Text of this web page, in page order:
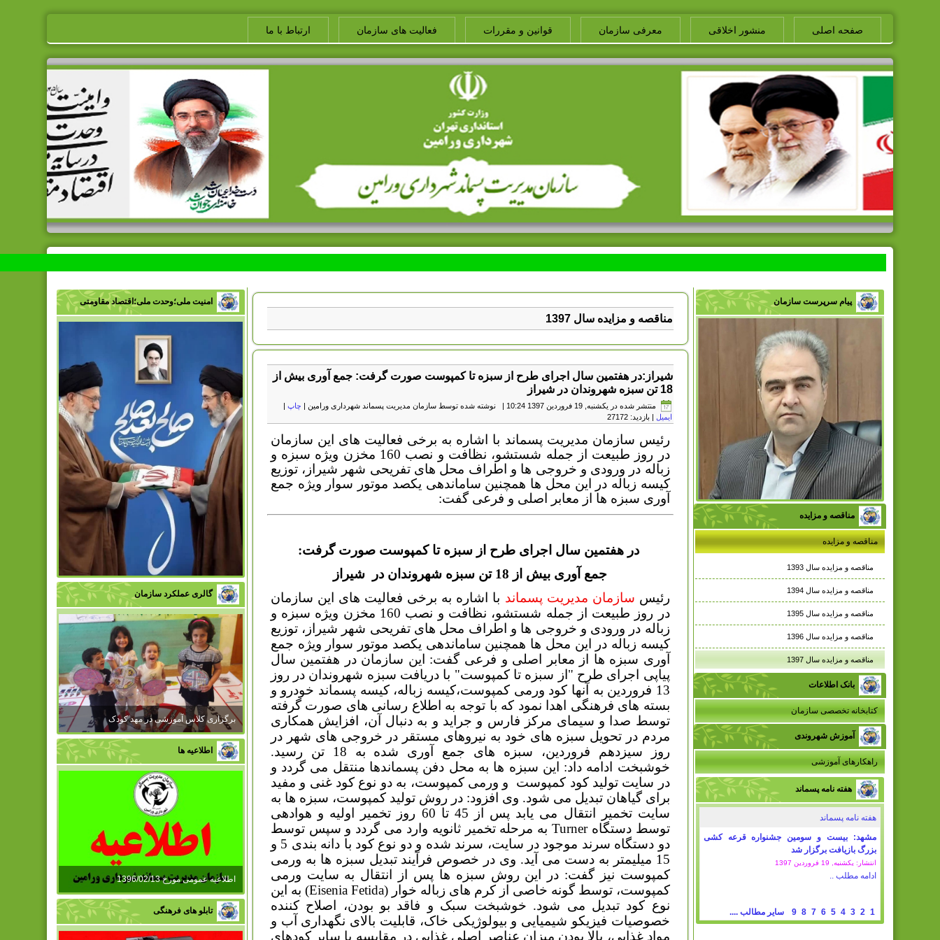
صفحه اصلی منشور اخلاقی معرفی سازمان قوانین و مقررات فعالیت های سازمان ارتباط با ما
پیام سرپرست سازمان
مناقصه و مزایده
مناقصه و مزایده
مناقصه و مزایده سال 1393
مناقصه و مزایده سال 1394
مناقصه و مزایده سال 1395
مناقصه و مزایده سال 1396
مناقصه و مزایده سال 1397
بانک اطلاعات
کتابخانه تخصصی سازمان
آموزش شهروندی
راهکارهای آموزشی
هفته نامه پسماند
هفته نامه پسماند
مشهد: بیست و سومین جشنواره قرعه کشی
بزرگ بازیافت برگزار شد
انتشار: یکشنبه, 19 فروردين 1397
ادامه مطلب ..
1
2
3
4
5
6
7
8
9 سایر مطالب ....
مناقصه و مزایده سال 1397
شیراز:در هفتمین سال اجرای طرح از سبزه تا کمپوست صورت گرفت: جمع آوری بیش از
18 تن سبزه شهروندان در شیراز
منتشر شده در یکشنبه, 19 فروردين 1397 10:24 | نوشته شده توسط سازمان مدیریت پسماند شهرداری ورامین | چاپ |
ایمیل | بازدید: 27172
رئیس سازمان مدیریت پسماند با اشاره به برخی فعالیت های این سازمان
در روز طبیعت از جمله شستشو، نظافت و نصب 160 مخزن ویژه سبزه و
زباله در ورودی و خروجی ها و اطراف محل های تفریحی شهر شیراز، توزیع
کیسه زباله در این محل ها همچنین ساماندهی یکصد موتور سوار ویژه جمع
آوری سبزه ها از معابر اصلی و فرعی گفت:
در هفتمین سال اجرای طرح از سبزه تا کمپوست صورت گرفت:
جمع آوری بیش از 18 تن سبزه شهروندان در شیراز
رئیس سازمان مدیریت پسماند با اشاره به برخی فعالیت های این سازمان
در روز طبیعت از جمله شستشو، نظافت و نصب 160 مخزن ویژه سبزه و
زباله در ورودی و خروجی ها و اطراف محل های تفریحی شهر شیراز، توزیع
کیسه زباله در این محل ها همچنین ساماندهی یکصد موتور سوار ویژه جمع
آوری سبزه ها از معابر اصلی و فرعی گفت: این سازمان در هفتمین سال
پیاپی اجرای طرح "از سبزه تا کمپوست" با دریافت سبزه شهروندان در روز
13 فروردین به آنها کود ورمی کمپوست،کیسه زباله، کیسه پسماند خودرو و
بسته های فرهنگی اهدا نمود که با توجه به اطلاع رسانی های صورت گرفته
توسط صدا و سیمای مرکز فارس و جراید و به دنبال آن، افزایش همکاری
مردم در تحویل سبزه های خود به نیروهای مستقر در خروجی های شهر در
روز سیزدهم فروردین، سبزه های جمع آوری شده به 18 تن رسید.
خوشبخت ادامه داد: این سبزه ها به محل دفن پسماندها منتقل می گردد و
در سایت تولید کود کمپوست و ورمی کمپوست، به دو نوع کود غنی و مفید
برای گیاهان تبدیل می شود. وی افزود: در روش تولید کمپوست، سبزه ها به
سایت تخمیر انتقال می یابد پس از 45 تا 60 روز تخمیر اولیه و هوادهی
توسط دستگاهTurnerبه مرحله تخمیر ثانویه وارد می گردد و سپس توسط
دو دستگاه سرند موجود در سایت، سرند شده و دو نوع کود با دانه بندی 5 و
15 میلیمتر به دست می آید. وی در خصوص فرآیند تبدیل سبزه ها به ورمی
کمپوست نیز گفت: در این روش سبزه ها پس از انتقال به سایت ورمی
کمپوست، توسط گونه خاصی از کرم های زباله خوار (Eisenia Fetida) به این
نوع کود تبدیل می شود. خوشبخت سبک و فاقد بو بودن، اصلاح کننده
خصوصیات فیزیکو شیمیایی و بیولوژیکی خاک، قابلیت بالای نگهداری آب و
مواد غذایی، بالا بودن میزان عناصر اصلی غذایی در مقایسه با سایر کودهای
امنیت ملی؛وحدت ملی؛اقتصاد مقاومتی
گالری عملکرد سازمان
برگزاری کلاس آموزشی در مهد کودک
اطلاعیه ها
اطلاعیه عمومی مورخ 1396/02/13
تابلو های فرهنگی